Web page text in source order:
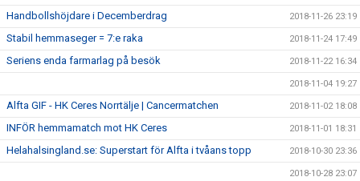
Handbollshöjdare i Decemberdrag 2018-11-26 23:19
Stabil hemmaseger = 7:e raka 2018-11-24 17:49
Seriens enda farmarlag på besök 2018-11-22 16:34
2018-11-04 19:27
Alfta GIF - HK Ceres Norrtälje | Cancermatchen 2018-11-02 18:08
INFÖR hemmamatch mot HK Ceres 2018-11-01 18:31
Helahalsingland.se: Superstart för Alfta i tvåans topp 2018-10-30 23:36
2018-10-28 23:07